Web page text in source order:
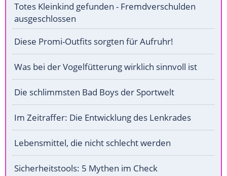
Totes Kleinkind gefunden - Fremdverschulden
ausgeschlossen
Diese Promi-Outfits sorgten für Aufruhr!
Was bei der Vogelfütterung wirklich sinnvoll ist
Die schlimmsten Bad Boys der Sportwelt
Im Zeitraffer: Die Entwicklung des Lenkrades
Lebensmittel, die nicht schlecht werden
Sicherheitstools: 5 Mythen im Check